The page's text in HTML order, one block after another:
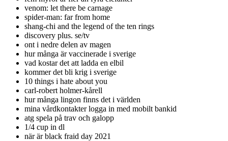
venom: let there be carnage
spider-man: far from home
shang-chi and the legend of the ten rings
discovery plus. se/tv
ont i nedre delen av magen
hur många är vaccinerade i sverige
vad kostar det att ladda en elbil
kommer det bli krig i sverige
10 things i hate about you
carl-robert holmer-kårell
hur många lingon finns det i världen
mina vårdkontakter logga in med mobilt bankid
atg spela på trav och galopp
1/4 cup in dl
när är black fraid day 2021